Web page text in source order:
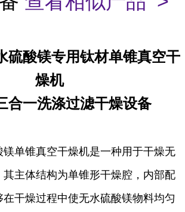
硫酸镁专用钛材单锥真空干
燥机
合一洗涤过滤干燥设备
单锥真空干燥机是一种用于干燥无
主体结构为单锥形干燥腔，内部配
干燥过程中使无水硫酸镁物料均匀